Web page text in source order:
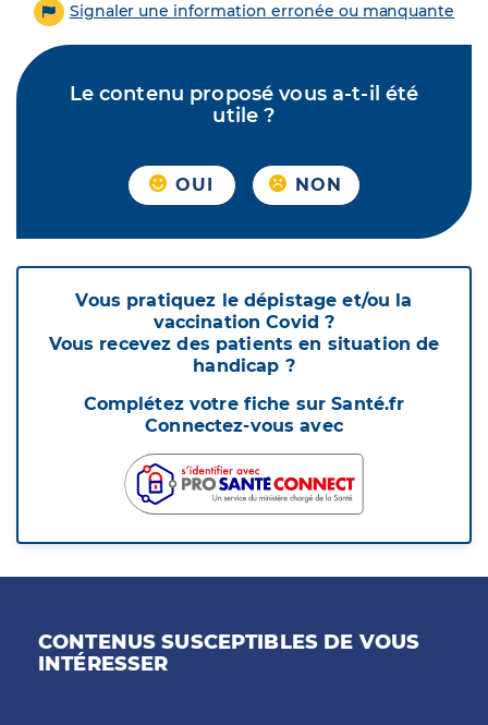
Signaler une information erronée ou manquante
Le contenu proposé vous a-t-il été
utile ?
OUI NON
Vous pratiquez le dépistage et/ou la
vaccination Covid ?
Vous recevez des patients en situation de
handicap ?
Complétez votre fiche sur Santé.fr
Connectez-vous avec
CONTENUS SUSCEPTIBLES DE VOUS
INTÉRESSER